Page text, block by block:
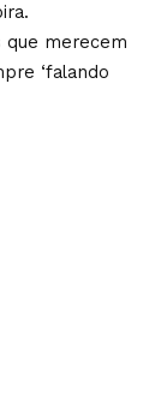
que merecem
‘falando